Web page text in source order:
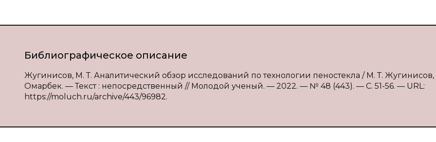
Библиографическое описание
Жугинисов, М. Т. Аналитический обзор исследований по технологии пеностекла / М. Т.
Омарбек. — Текст : непосредственный // Молодой ученый. — 2022. — № 48 (443). — С. 51-56. — URL:
https://moluch.ru/archive/443/96982.